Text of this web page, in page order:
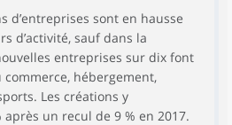
d’entreprises sont en hausse
d’activité, sauf dans la
entreprises sur dix font
hébergement,
Les créations y
un recul de 9 % en 2017.